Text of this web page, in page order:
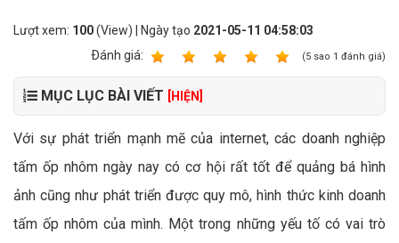
Lượt xem: 100(View) | Ngày tạo 2021-05-11 04:58:03
Ðánh giá:
(5 sao 1 đánh giá)
MỤC LỤC BÀI VIẾT [HIỆN]
Với sự phát triển mạnh mẽ của internet, các doanh nghiệp
tấm ốp nhôm ngày nay có cơ hội rất tốt để quảng bá hình
ảnh cũng như phát triển được quy mô, hình thức kinh doanh
tấm ốp nhôm của mình. Một trong những yếu tố có vai trò